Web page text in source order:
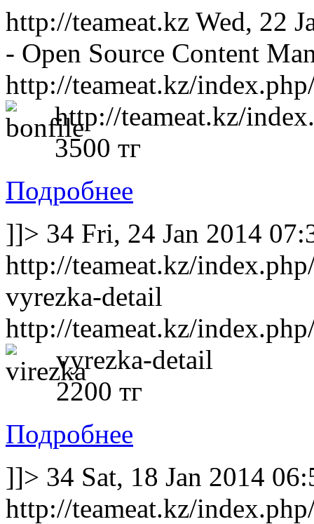
http://teameat.kz Wed, 22
- Open Source Content
http://teameat.kz/
http://teameat.kz/
3500 тг
Подробнее
]]> 34 Fri, 24 Jan 2014
http://teameat.kz/
vyrezka-detail
http://teameat.kz/
vyrezka-detail
2200 тг
Подробнее
]]> 34 Sat, 18 Jan 2014
http://teameat.kz/